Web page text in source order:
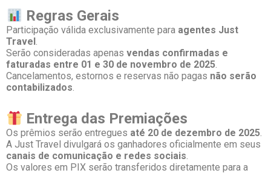
Regras Gerais
Participação válida exclusivamente para agentes Just
Travel .
Serão consideradas apenas vendas confirmadas e
faturadas entre 01 e 30 de novembro de 2025.
Cancelamentos, estornos e reservas não pagas não serão
contabilizados.
Entrega das Premiações
Os prêmios serão entregues até 20 de dezembro de 2025.
A Just Travel divulgará os ganhadores oficialmente em seus
canais de comunicação e redes sociais.
Os valores em PIX serão transferidos diretamente para a